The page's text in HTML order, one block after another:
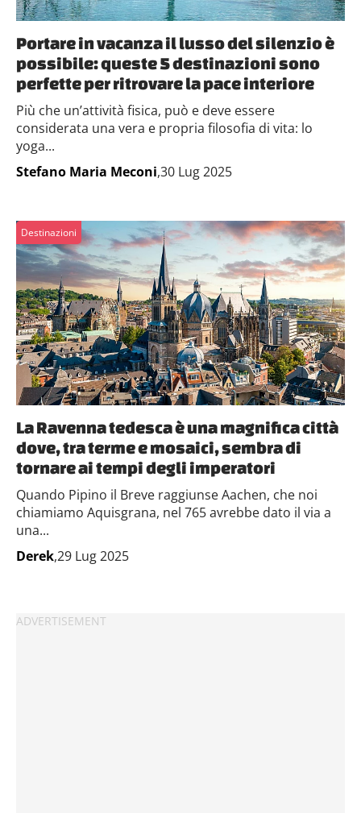
Portare in vacanza il lusso del silenzio è
possibile: queste 5 destinazioni sono
perfette per ritrovare la pace interiore
Più che un’attività fisica, può e deve essere
considerata una vera e propria filosofia di vita: lo
yoga...
Stefano Maria Meconi,30 Lug 2025
Destinazioni
La Ravenna tedesca è una magnifica città
dove, tra terme e mosaici, sembra di
tornare ai tempi degli imperatori
Quando Pipino il Breve raggiunse Aachen, che noi
chiamiamo Aquisgrana, nel 765 avrebbe dato il via a
una...
Derek,29 Lug 2025